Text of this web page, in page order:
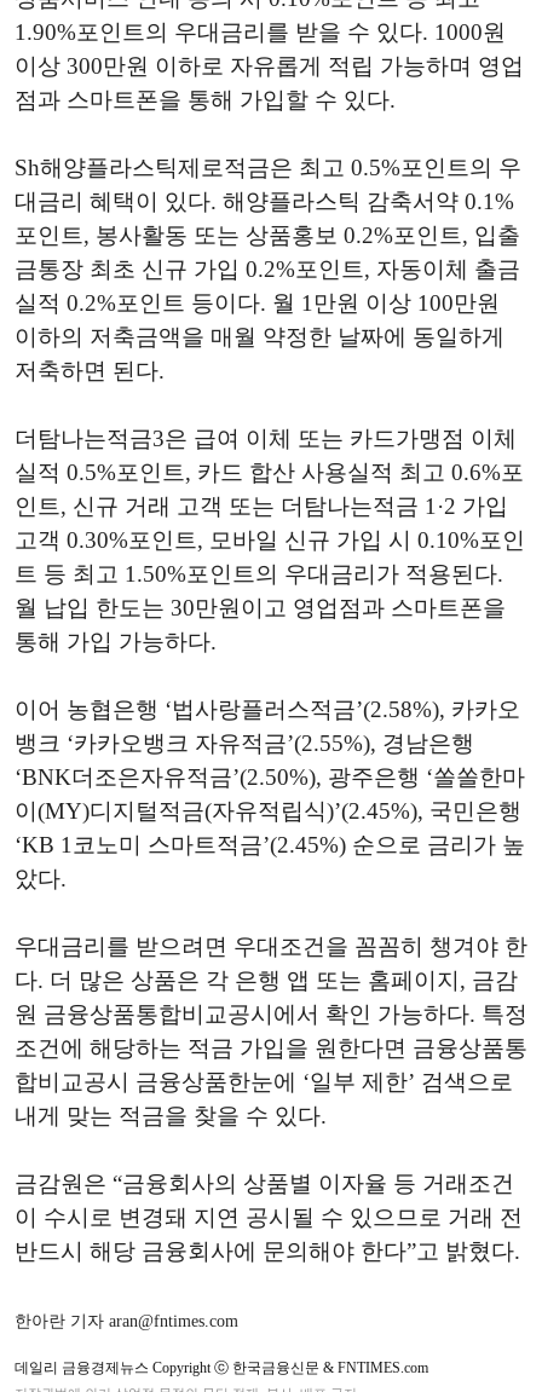
1.90%포인트의 우대금리를 받을 수 있다. 1000원
이상 300만원 이하로 자유롭게 적립 가능하며 영업
점과 스마트폰을 통해 가입할 수 있다.
Sh해양플라스틱제로적금은 최고 0.5%포인트의 우
대금리 혜택이 있다. 해양플라스틱 감축서약 0.1%
포인트, 봉사활동 또는 상품홍보 0.2%포인트, 입출
금통장 최초 신규 가입 0.2%포인트, 자동이체 출금
실적 0.2%포인트 등이다. 월 1만원 이상 100만원
이하의 저축금액을 매월 약정한 날짜에 동일하게
저축하면 된다.
더탐나는적금3은 급여 이체 또는 카드가맹점 이체
실적 0.5%포인트, 카드 합산 사용실적 최고 0.6%포
인트, 신규 거래 고객 또는 더탐나는적금 1·2 가입
고객 0.30%포인트, 모바일 신규 가입 시 0.10%포인
트 등 최고 1.50%포인트의 우대금리가 적용된다.
월 납입 한도는 30만원이고 영업점과 스마트폰을
통해 가입 가능하다.
이어 농협은행 ‘법사랑플러스적금’(2.58%), 카카오
뱅크 ‘카카오뱅크 자유적금’(2.55%), 경남은행
‘BNK더조은자유적금’(2.50%), 광주은행 ‘쏠쏠한마
이(MY)디지털적금(자유적립식)’(2.45%), 국민은행
‘KB 1코노미 스마트적금’(2.45%) 순으로 금리가 높
았다.
우대금리를 받으려면 우대조건을 꼼꼼히 챙겨야 한
다. 더 많은 상품은 각 은행 앱 또는 홈페이지, 금감
원 금융상품통합비교공시에서 확인 가능하다. 특정
조건에 해당하는 적금 가입을 원한다면 금융상품통
합비교공시 금융상품한눈에 ‘일부 제한’ 검색으로
내게 맞는 적금을 찾을 수 있다.
금감원은 “금융회사의 상품별 이자율 등 거래조건
이 수시로 변경돼 지연 공시될 수 있으므로 거래 전
반드시 해당 금융회사에 문의해야 한다”고 밝혔다.
한아란 기자 aran@fntimes.com
데일리 금융경제뉴스 Copyright ⓒ 한국금융신문 & FNTIMES.com